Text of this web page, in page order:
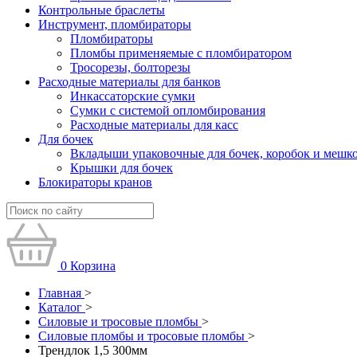
Контрольные браслеты
Инструмент, пломбираторы
Пломбираторы
Пломбы применяемые с пломбиратором
Тросорезы, болторезы
Расходные материалы для банков
Инкассаторские сумки
Сумки с системой опломбирования
Расходные материалы для касс
Для бочек
Вкладыши упаковочные для бочек, коробок и
Крышки для бочек
Блокираторы кранов
0 Корзина
Главная >
Каталог >
Силовые и тросовые пломбы >
Силовые пломбы и тросовые пломбы >
Трендлок 1,5 300мм